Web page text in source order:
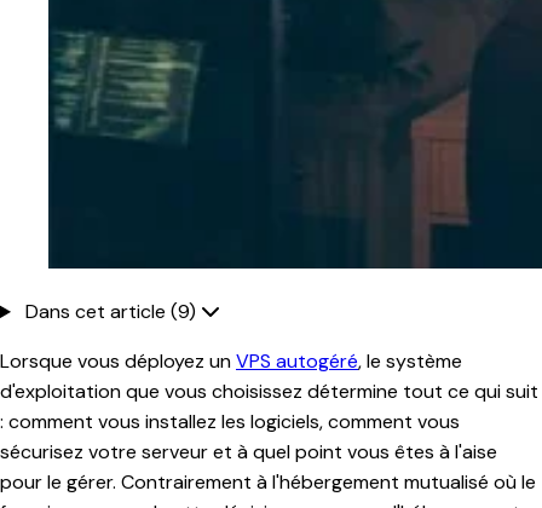
Dans cet article (9)
Lorsque vous déployez unVPS autogéré, le système
d'exploitation que vous choisissez détermine tout ce qui suit
: comment vous installez les logiciels, comment vous
sécurisez votre serveur et à quel point vous êtes à l'aise
pour le gérer. Contrairement à l'hébergement mutualisé où le